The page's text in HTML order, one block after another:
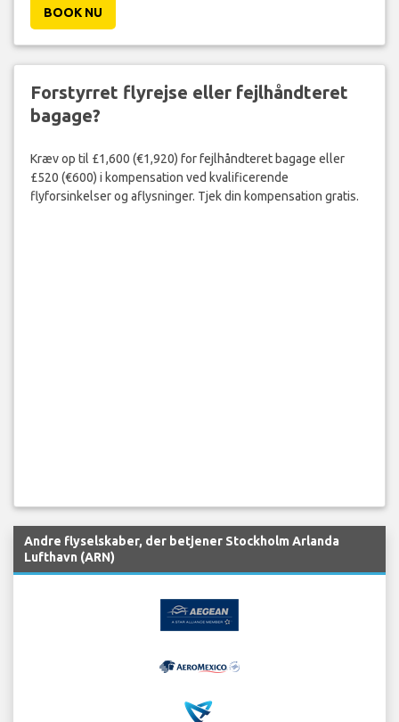
BOOK NU
Forstyrret flyrejse eller fejlhåndteret
bagage?
Kræv op til £1,600 (€1,920) for fejlhåndteret bagage eller
£520 (€600) i kompensation ved kvalificerende
flyforsinkelser og aflysninger. Tjek din kompensation gratis.
Andre flyselskaber, der betjener Stockholm Arlanda
Lufthavn (ARN)